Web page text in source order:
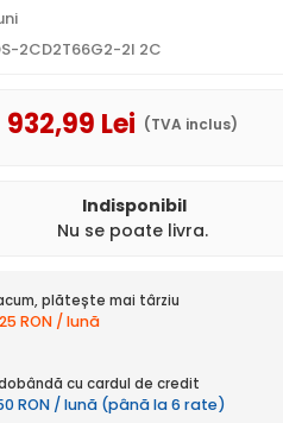
2CD2T66G2-2I 2C
932,99 Lei (TVA inclus)
Indisponibil
Nu se poate livra.
plătește mai târziu
RON / lună
cu cardul de credit
RON / lună (până la 6 rate)